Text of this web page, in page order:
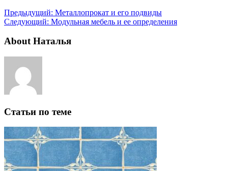
Предыдущий: Металлопрокат и его подвиды
Следующий: Модульная мебель и ее определения
About Наталья
Статьи по теме